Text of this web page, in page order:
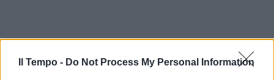
Il Tempo - Do Not Process My Personal Information